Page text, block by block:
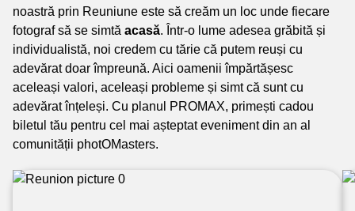
noastră prin Reuniune este să creăm un loc unde fiecare
fotograf să se simtă acasă. Într-o lume adesea grăbită și
individualistă, noi credem cu tărie că putem reuși cu
adevărat doar împreună. Aici oamenii împărtășesc
aceleași valori, aceleași probleme și simt că sunt cu
adevărat înțeleși. Cu planul PROMAX, primești cadou
biletul tău pentru cel mai așteptat eveniment din an al
comunității photOMasters.